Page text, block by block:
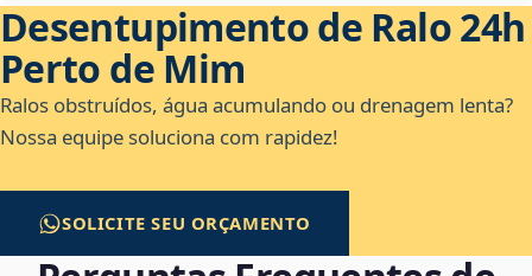
Desentupimento de Ralo 24h
Perto de Mim
Ralos obstruídos, água acumulando ou drenagem lenta?
Nossa equipe soluciona com rapidez!
SOLICITE SEU ORÇAMENTO